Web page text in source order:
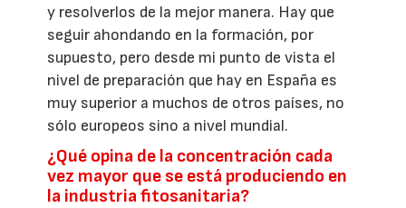
y resolverlos de la mejor manera. Hay que
seguir ahondando en la formación, por
supuesto, pero desde mi punto de vista el
nivel de preparación que hay en España es
muy superior a muchos de otros países, no
sólo europeos sino a nivel mundial.
¿Qué opina de la concentración cada
vez mayor que se está produciendo en
la industria fitosanitaria?